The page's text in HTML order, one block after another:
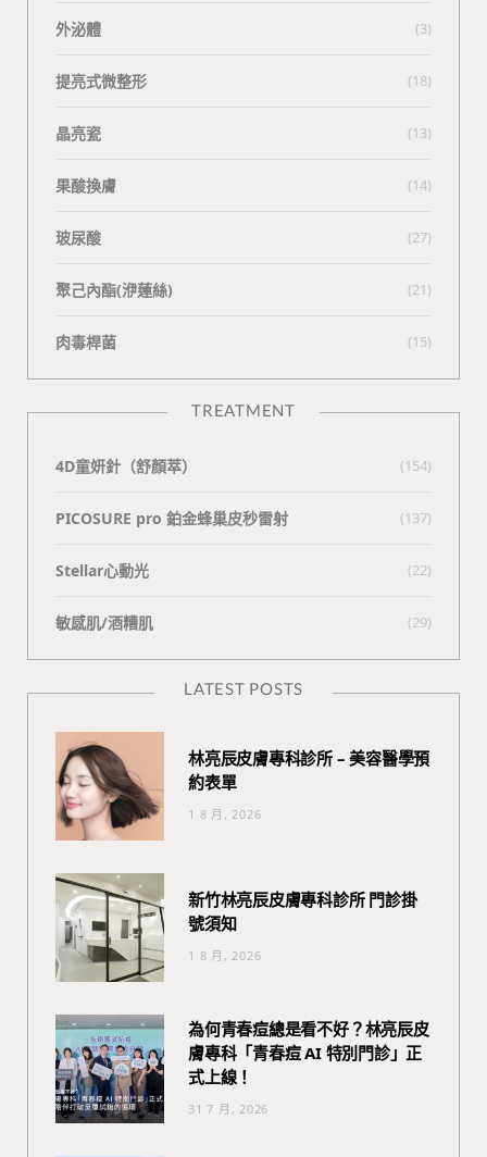
外泌體 (3)
提亮式微整形 (18)
晶亮瓷 (13)
果酸換膚 (14)
玻尿酸 (27)
聚己內酯(洢蓮絲) (21)
肉毒桿菌 (15)
TREATMENT
4D童妍針（舒顏萃） (154)
PICOSURE pro 鉑金蜂巢皮秒雷射 (137)
Stellar心動光 (22)
敏感肌/酒糟肌 (29)
LATEST POSTS
林亮辰皮膚專科診所 – 美容醫學預
約表單
1 8 月, 2026
新竹林亮辰皮膚專科診所 門診掛
號須知
1 8 月, 2026
為何青春痘總是看不好？林亮辰皮
膚專科「青春痘 AI 特別門診」正
式上線！
31 7 月, 2026